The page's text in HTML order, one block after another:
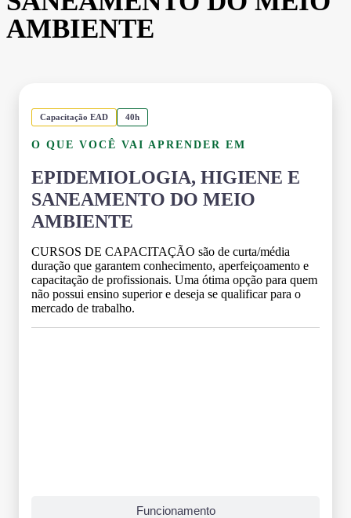
AMBIENTE
Capacitação EAD 40h
O QUE VOCÊ VAI APRENDER EM
EPIDEMIOLOGIA, HIGIENE E
SANEAMENTO DO MEIO
AMBIENTE
CURSOS DE CAPACITAÇÃO são de curta/média
duração que garantem conhecimento, aperfeiçoamento e
capacitação de profissionais. Uma ótima opção para quem
não possui ensino superior e deseja se qualificar para o
mercado de trabalho.
Funcionamento